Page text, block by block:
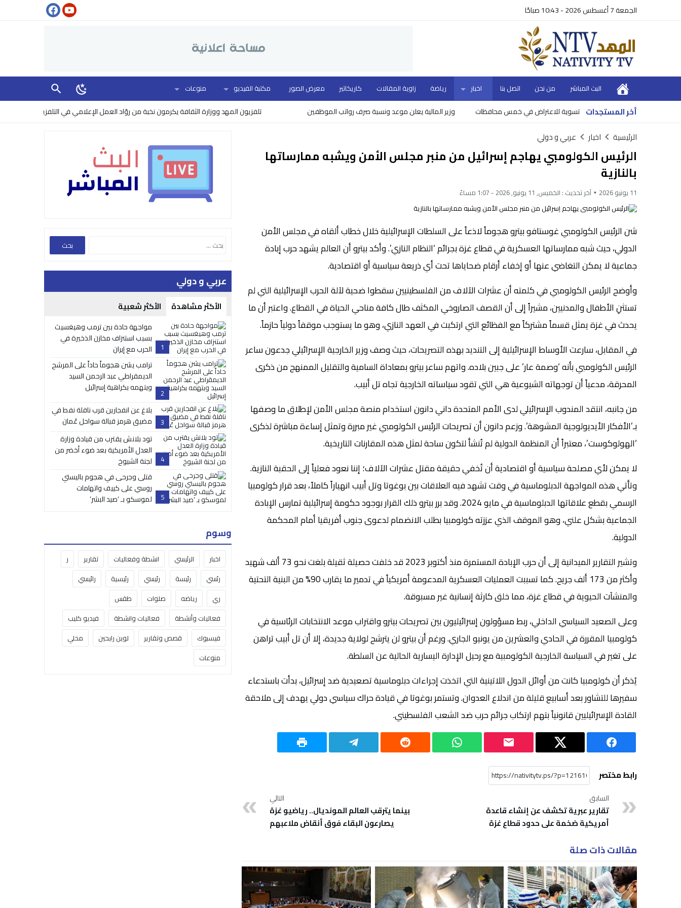
الجمعة 7 أغسطس 2026 - 10:43 صباحًا
البث المباشر من نحن اتصل بنا اخبار رياضة زاوية المقالات كاريكاتير معرض الصور مكتبة الفيديو منوعات
أخر المستجدات تلفزيون المهد ووزارة الثقافة يكرمون نخبة من روّاد العمل الإعلامي في التلفزيون تسوية للاعتراض في خمس محافظات وزير المالية يعلن موعد ونسبة صرف رواتب الموظفين
الرئيسية اخبار عربي و دولي
الرئيس الكولومبي يهاجم إسرائيل من منبر مجلس الأمن ويشبه ممارساتها
بالنازية
11 يونيو 2026 آخر تحديث : الخميس, 11 يونيو, 2026 - 1:07 مساءً
شن الرئيس الكولومبي غوستافو بيترو هجوماً لاذعاً على السلطات الإسرائيلية خلال خطاب ألقاه في مجلس الأمن
الدولي، حيث شبه ممارساتها العسكرية في قطاع غزة بجرائم ‘النظام النازي’. وأكد بيترو أن العالم يشهد حرب إبادة
جماعية لا يمكن التغاضي عنها أو إخفاء أرقام ضحاياها تحت أي ذريعة سياسية أو اقتصادية.
وأوضح الرئيس الكولومبي في كلمته أن عشرات الآلاف من الفلسطينيين سقطوا ضحية لآلة الحرب الإسرائيلية التي لم
تستثنِ الأطفال والمدنيين، مشيراً إلى أن القصف الصاروخي المكثف طال كافة مناحي الحياة في القطاع. واعتبر أن ما
يحدث في غزة يمثل قسماً مشتركاً مع الفظائع التي ارتكبت في العهد النازي، وهو ما يستوجب موقفاً دولياً حازماً.
في المقابل، سارعت الأوساط الإسرائيلية إلى التنديد بهذه التصريحات، حيث وصف وزير الخارجية الإسرائيلي جدعون ساعر
الرئيس الكولومبي بأنه ‘وصمة عار’ على جبين بلاده. واتهم ساعر بيترو بمعاداة السامية والتقليل الممنهج من ذكرى
المحرقة، مدعياً أن توجهاته الشيوعية هي التي تقود سياساته الخارجية تجاه تل أبيب.
من جانبه، انتقد المندوب الإسرائيلي لدى الأمم المتحدة داني دانون استخدام منصة مجلس الأمن لإطلاق ما وصفها
بـ’الأفكار الأيديولوجية المشوهة’. وزعم دانون أن تصريحات الرئيس الكولومبي غير مبررة وتمثل إساءة مباشرة لذكرى
‘الهولوكوست’، معتبراً أن المنظمة الدولية لم تُنشأ لتكون ساحة لمثل هذه المقارنات التاريخية.
لا يمكن لأي مصلحة سياسية أو اقتصادية أن تُخفي حقيقة مقتل عشرات الآلاف؛ إننا نعود فعلياً إلى الحقبة النازية.
وتأتي هذه المواجهة الدبلوماسية في وقت تشهد فيه العلاقات بين بوغوتا وتل أبيب انهياراً كاملاً، بعد قرار كولومبيا
الرسمي بقطع علاقاتها الدبلوماسية في مايو 2024. وقد برر بيترو ذلك القرار بوجود حكومة إسرائيلية تمارس الإبادة
الجماعية بشكل علني، وهو الموقف الذي عززته كولومبيا بطلب الانضمام لدعوى جنوب أفريقيا أمام المحكمة
الدولية.
وتشير التقارير الميدانية إلى أن حرب الإبادة المستمرة منذ أكتوبر 2023 قد خلفت حصيلة ثقيلة بلغت نحو 73 ألف شهيد
وأكثر من 173 ألف جريح. كما تسببت العمليات العسكرية المدعومة أمريكياً في تدمير ما يقارب 90% من البنية التحتية
والمنشآت الحيوية في قطاع غزة، مما خلق كارثة إنسانية غير مسبوقة.
وعلى الصعيد السياسي الداخلي، ربط مسؤولون إسرائيليون بين تصريحات بيترو واقتراب موعد الانتخابات الرئاسية في
كولومبيا المقررة في الحادي والعشرين من يونيو الجاري. ورغم أن بيترو لن يترشح لولاية جديدة، إلا أن تل أبيب تراهن
على تغير في السياسة الخارجية الكولومبية مع رحيل الإدارة اليسارية الحالية عن السلطة.
يُذكر أن كولومبيا كانت من أوائل الدول اللاتينية التي اتخذت إجراءات دبلوماسية تصعيدية ضد إسرائيل، بدأت باستدعاء
سفيرها للتشاور بعد أسابيع قليلة من اندلاع العدوان. وتستمر بوغوتا في قيادة حراك سياسي دولي يهدف إلى ملاحقة
القادة الإسرائيليين قانونياً بتهم ارتكاب جرائم حرب ضد الشعب الفلسطيني.
رابط مختصر
السابق
تقارير عبرية تكشف عن إنشاء قاعدة
أمريكية ضخمة على حدود قطاع غزة
التالي
بينما يترقب العالم المونديال.. رياضيو غزة
يصارعون البقاء فوق أنقاض ملاعبهم
مقالات ذات صلة
عربي و دولي
الأكثر مشاهدة الأكثر شعبية
1
مواجهة حادة بين ترمب وهيغسيث
بسبب استنزاف مخازن الذخيرة في
الحرب مع إيران
2
ترامب يشن هجوماً حاداً على المرشح
الديمقراطي عبد الرحمن السيد
ويتهمه بكراهية إسرائيل
3
بلاغ عن انفجارين قرب ناقلة نفط في
مضيق هرمز قبالة سواحل عُمان
4
تود بلانش يقترب من قيادة وزارة
العدل الأمريكية بعد ضوء أخضر من
لجنة الشيوخ
5
قتلى وجرحى في هجوم باليستي
روسي على كييف واتهامات
لموسكو بـ ‘صيد البشر’
وسوم
اخبار الرئيسي انشطة وفعاليات تقارير
ر
رئسي
رئيسة رئيسي رئيسية
رائيسي
ري
رياضه صلوات
طقس
فعاليات وأنشطة
فعاليات وانشطة
فيديو كليب
فيسبوك
قصص وتقارير لوين رايحين
محلي
منوعات